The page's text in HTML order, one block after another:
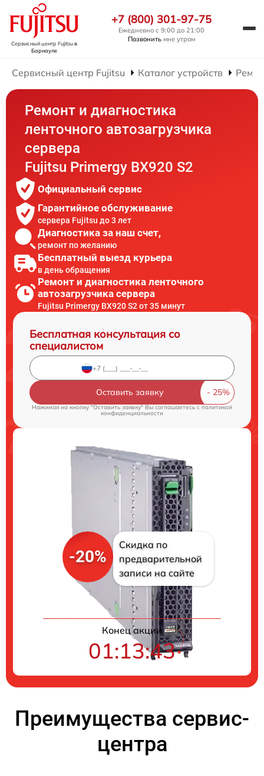
Сервисный центр Fujitsuв
Барнауле
+7 (800) 301-97-75
Ежедневно с 9:00 до 21:00
Позвонить мне утром
Сервисный центр Fujitsu Каталог устройств
Ремонт и диагностика
ленточного автозагрузчика
сервера
Fujitsu Primergy BX920 S2
Официальный сервис
Гарантийное обслуживание
сервера Fujitsu до 3 лет
Диагностика за наш счет,
ремонт по желанию
Бесплатный выезд курьера
в день обращения
Ремонт и диагностика ленточного
автозагрузчика сервера
Fujitsu Primergy BX920 S2 от 35 минут
Бесплатная консультация со
специалистом
Оставить заявку
Нажимая на кнопку "Оставить заявку" Вы соглашаетесь cполитикой
конфиденциальности
-20%
Скидка по
предварительной
записи на сайте
Конец акции
01:13:42
Преимущества сервис-
центра